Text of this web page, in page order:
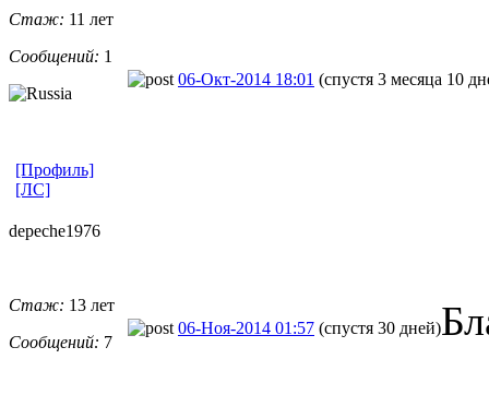
Стаж: 11 лет
Сообщений: 1
06-Окт-2014 18:01 (спустя 3 месяца 10
[Профиль]
[ЛС]
depeche1976
Стаж: 13 лет
Сообщений: 7
06-Ноя-2014 01:57 (спустя 30 дней)